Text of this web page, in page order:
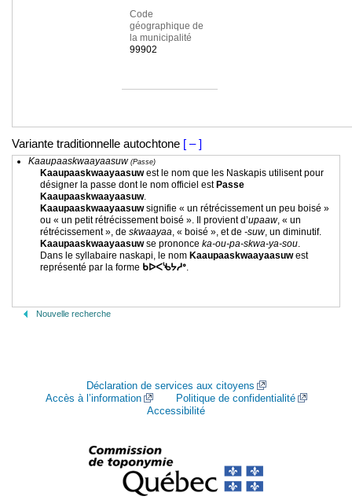
Code
géographique de
la municipalité
99902
Variante traditionnelle autochtone [ – ]
Kaaupaaskwaayaasuw (Passe)
Kaaupaaskwaayaasuwest le nom que les Naskapis utilisent pour
désigner la passe dont le nom officiel est Passe
Kaaupaaskwaayaasuw.
Kaaupaaskwaayaasuwsignifie « un rétrécissement un peu boisé »
ou « un petit rétrécissement boisé ». Il provient d’upaaw, « un
rétrécissement », de skwaayaa, « boisé », et de -suw, un diminutif.
Kaaupaaskwaayaasuwse prononce ka-ou-pa-skwa-ya-sou.
Dans le syllabaire naskapi, le nom Kaaupaaskwaayaasuwest
représenté par la forme ᑲᐅᐸᔎᔭᓱᐤ.
Nouvelle recherche
Déclaration de services aux citoyens
Accès à l’information
Politique de confidentialité
Accessibilité